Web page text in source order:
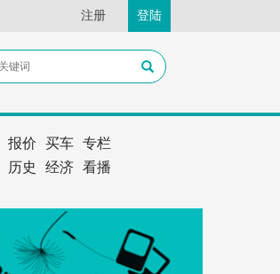
注册 登陆
报价 买车 专栏
历史 经济 看播